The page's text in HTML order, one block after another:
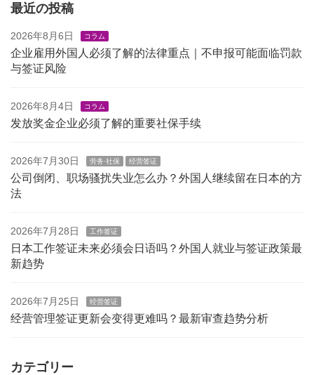
最近の投稿
2026年8月6日 コラム
企业雇用外国人必须了解的法律重点｜不申报可能面临罚款
与签证风险
2026年8月4日 コラム
发放奖金企业必须了解的重要社保手续
2026年7月30日 劳务·社保 经营签证
公司倒闭、职场骚扰失业怎么办？外国人继续留在日本的方
法
2026年7月28日 工作签证
日本工作签证未来必须会日语吗？外国人就业与签证政策最
新趋势
2026年7月25日 经营签证
经营管理签证更新会变得更难吗？最新审查趋势分析
カテゴリー